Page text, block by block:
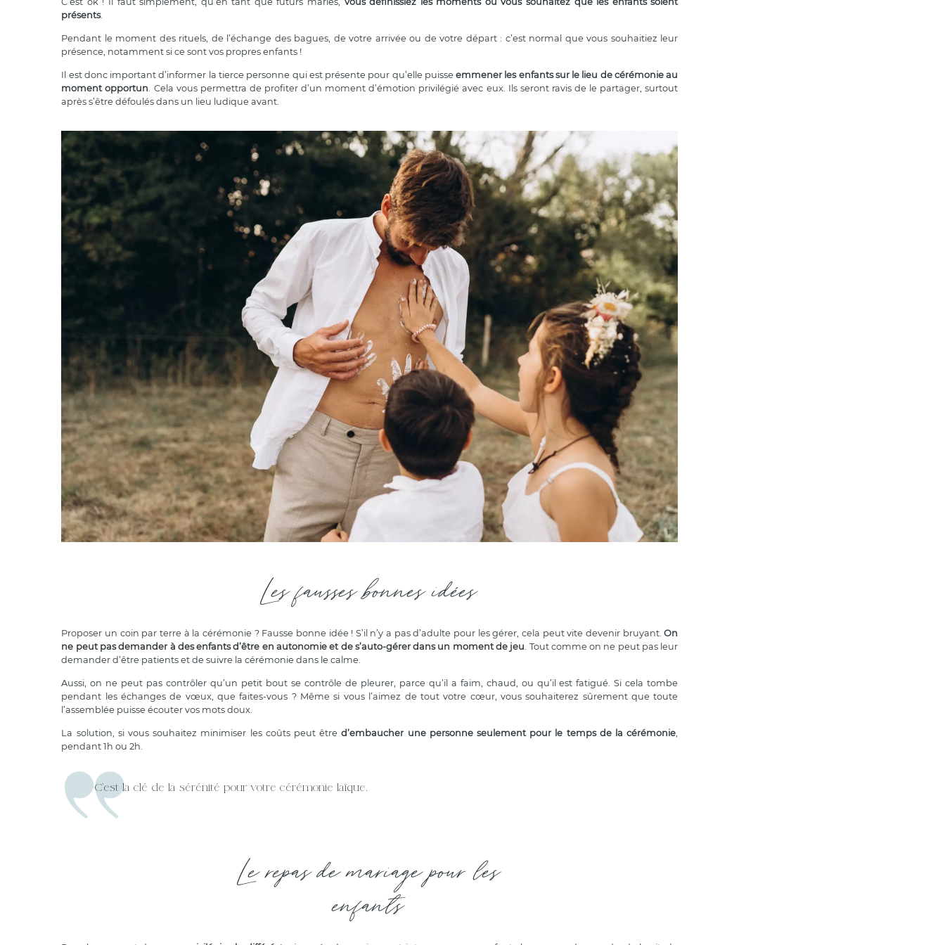
présents.
Pendant le moment des rituels, de l’échange des bagues, de votre arrivée ou de votre départ : c’est normal que vous souhaitiez leur
présence, notamment si ce sont vos propres enfants !
Il est donc important d’informer la tierce personne qui est présente pour qu’elle puisseemmener les enfants sur le lieu de cérémonie au
moment opportun . Cela vous permettra de profiter d’un moment d’émotion privilégié avec eux. Ils seront ravis de le partager, surtout
après s’être défoulés dans un lieu ludique avant.
Les fausses bonnes idées
Proposer un coin par terre à la cérémonie ? Fausse bonne idée ! S’il n’y a pas d’adulte pour les gérer, cela peut vite devenir bruyant.On
ne peut pas demander à des enfants d’être en autonomie et de s’auto-gérer dans un moment de jeu . Tout comme on ne peut pas leur
demander d’être patients et de suivre la cérémonie dans le calme.
Aussi, on ne peut pas contrôler qu’un petit bout se contrôle de pleurer, parce qu’il a faim, chaud, ou qu’il est fatigué. Si cela tombe
pendant les échanges de vœux, que faites-vous ? Même si vous l’aimez de tout votre cœur, vous souhaiterez sûrement que toute
l’assemblée puisse écouter vos mots doux.
La solution, si vous souhaitez minimiser les coûts peut êtred’embaucher une personne seulement pour le temps de la cérémonie
pendant 1h ou 2h.
C’est la clé de la sérénité pour votre cérémonie laïque.
Le repas de mariage pour les
enfants